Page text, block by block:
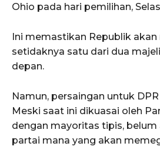
Ohio pada hari pemilihan,
Ini memastikan Republik akan
setidaknya satu dari dua
depan.
Namun, persaingan untuk
Meski saat ini dikuasai oleh
dengan mayoritas tipis,
partai mana yang akan